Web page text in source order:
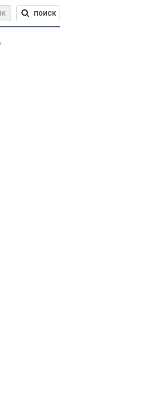
ПОИСК